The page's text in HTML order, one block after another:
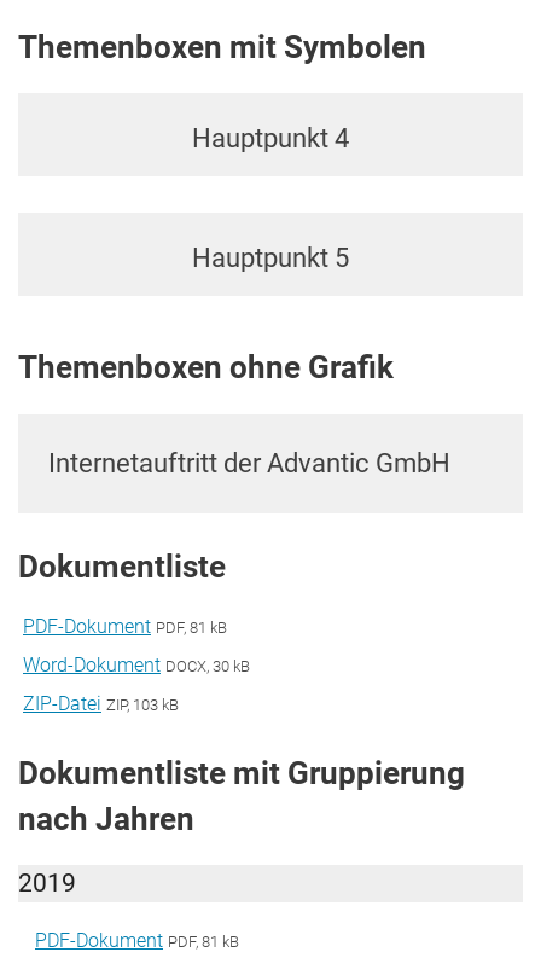
Themenboxen mit Symbolen
Hauptpunkt 4
Hauptpunkt 5
Themenboxen ohne Grafik
Internetauftritt der Advantic GmbH
Dokumentliste
PDF-Dokument PDF, 81 kB
Word-Dokument DOCX, 30 kB
ZIP-Datei ZIP, 103 kB
Dokumentliste mit Gruppierung
nach Jahren
2019
PDF-Dokument PDF, 81 kB